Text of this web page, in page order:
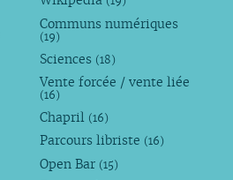
Communs numériques
(19)
Sciences (18)
Vente forcée / vente liée
(16)
Chapril (16)
Parcours libriste (16)
Open Bar (15)